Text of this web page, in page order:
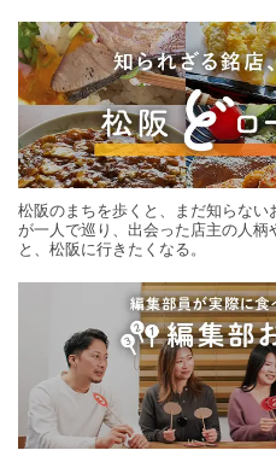
松阪のまちを歩くと、まだ知らな
が一人で巡り、出会った店主の人
と、松阪に行きたくなる。